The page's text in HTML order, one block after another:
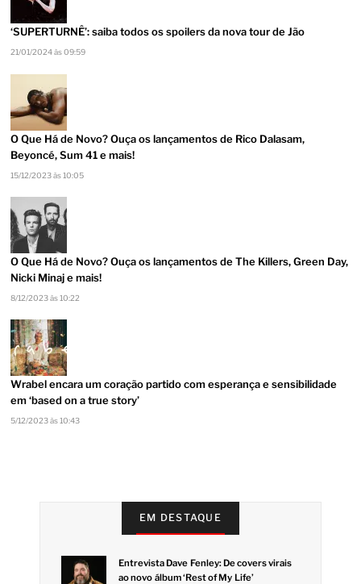
‘SUPERTURNÊ’: saiba todos os spoilers da nova tour de Jão
21/01/2024 às 09:59
O Que Há de Novo? Ouça os lançamentos de Rico Dalasam,
Beyoncé, Sum 41 e mais!
15/12/2023 às 10:05
O Que Há de Novo? Ouça os lançamentos de The Killers, Green Day,
Nicki Minaj e mais!
8/12/2023 às 10:22
Wrabel encara um coração partido com esperança e sensibilidade
em ‘based on a true story’
5/12/2023 às 10:43
EM DESTAQUE
Entrevista Dave Fenley: De covers virais
ao novo álbum ‘Rest of My Life’